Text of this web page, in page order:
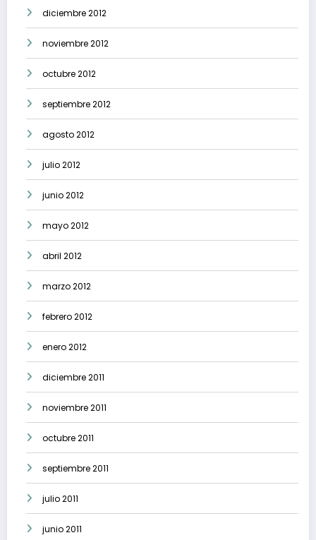
diciembre 2012
noviembre 2012
octubre 2012
septiembre 2012
agosto 2012
julio 2012
junio 2012
mayo 2012
abril 2012
marzo 2012
febrero 2012
enero 2012
diciembre 2011
noviembre 2011
octubre 2011
septiembre 2011
julio 2011
junio 2011